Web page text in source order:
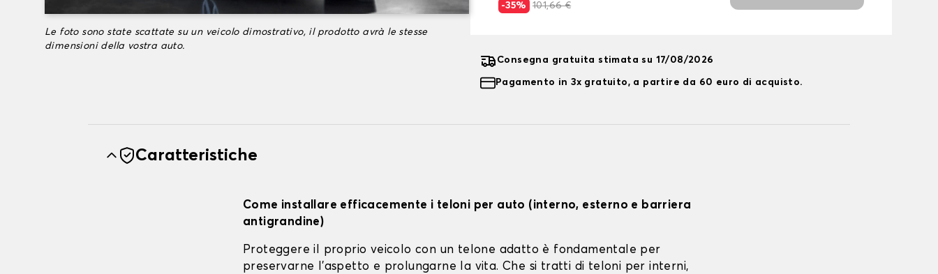
Le foto sono state scattate su un veicolo dimostrativo, il prodotto avrà le stesse
dimensioni della vostra auto.
-35% 101,66 €
Consegna gratuita stimata su 17/08/2026
Pagamento in 3x gratuito, a partire da 60 euro di acquisto.
Caratteristiche
Come installare efficacemente i teloni per auto (interno, esterno e barriera
antigrandine)
Proteggere il proprio veicolo con un telone adatto è fondamentale per
preservarne l'aspetto e prolungarne la vita. Che si tratti di teloni per interni,